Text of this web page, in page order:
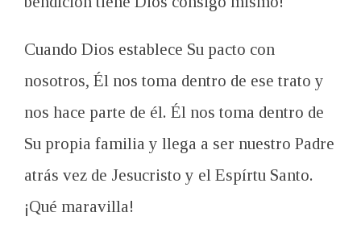
Cuando Dios establece Su pacto con
nosotros, Él nos toma dentro de ese trato y
nos hace parte de él. Él nos toma dentro de
Su propia familia y llega a ser nuestro Padre
atrás vez de Jesucristo y el Espírtu Santo.
¡Qué maravilla!